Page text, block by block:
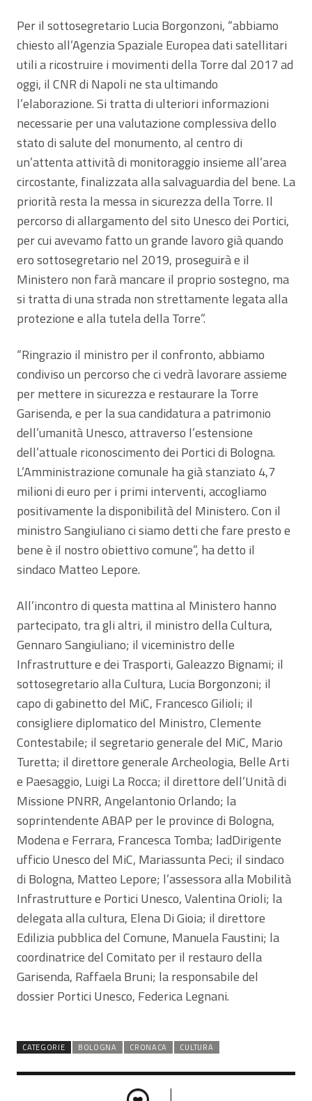
Per il sottosegretario Lucia Borgonzoni, “abbiamo
chiesto all’Agenzia Spaziale Europea dati satellitari
utili a ricostruire i movimenti della Torre dal 2017 ad
oggi, il CNR di Napoli ne sta ultimando
l’elaborazione. Si tratta di ulteriori informazioni
necessarie per una valutazione complessiva dello
stato di salute del monumento, al centro di
un’attenta attività di monitoraggio insieme all’area
circostante, finalizzata alla salvaguardia del bene. La
priorità resta la messa in sicurezza della Torre. Il
percorso di allargamento del sito Unesco dei Portici,
per cui avevamo fatto un grande lavoro già quando
ero sottosegretario nel 2019, proseguirà e il
Ministero non farà mancare il proprio sostegno, ma
si tratta di una strada non strettamente legata alla
protezione e alla tutela della Torre”.
“Ringrazio il ministro per il confronto, abbiamo
condiviso un percorso che ci vedrà lavorare assieme
per mettere in sicurezza e restaurare la Torre
Garisenda, e per la sua candidatura a patrimonio
dell’umanità Unesco, attraverso l’estensione
dell’attuale riconoscimento dei Portici di Bologna.
L’Amministrazione comunale ha già stanziato 4,7
milioni di euro per i primi interventi, accogliamo
positivamente la disponibilità del Ministero. Con il
ministro Sangiuliano ci siamo detti che fare presto e
bene è il nostro obiettivo comune”, ha detto il
sindaco Matteo Lepore.
All’incontro di questa mattina al Ministero hanno
partecipato, tra gli altri, il ministro della Cultura,
Gennaro Sangiuliano; il viceministro delle
Infrastrutture e dei Trasporti, Galeazzo Bignami; il
sottosegretario alla Cultura, Lucia Borgonzoni; il
capo di gabinetto del MiC, Francesco Gilioli; il
consigliere diplomatico del Ministro, Clemente
Contestabile; il segretario generale del MiC, Mario
Turetta; il direttore generale Archeologia, Belle Arti
e Paesaggio, Luigi La Rocca; il direttore dell’Unità di
Missione PNRR, Angelantonio Orlando; la
soprintendente ABAP per le province di Bologna,
Modena e Ferrara, Francesca Tomba; ladDirigente
ufficio Unesco del MiC, Mariassunta Peci; il sindaco
di Bologna, Matteo Lepore; l’assessora alla Mobilità
Infrastrutture e Portici Unesco, Valentina Orioli; la
delegata alla cultura, Elena Di Gioia; il direttore
Edilizia pubblica del Comune, Manuela Faustini; la
coordinatrice del Comitato per il restauro della
Garisenda, Raffaela Bruni; la responsabile del
dossier Portici Unesco, Federica Legnani.
CATEGORIE BOLOGNA CRONACA CULTURA